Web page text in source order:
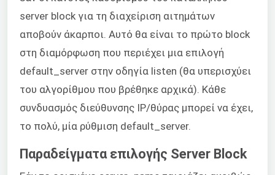
server block για τη διαχείριση αιτημάτων
αποβούν άκαρποι. Αυτό θα είναι το πρώτο block
στη διαμόρφωση που περιέχει μια επιλογή
default_server στην οδηγία listen (θα υπερισχύει
του αλγορίθμου που βρέθηκε αρχικά). Κάθε
συνδυασμός διεύθυνσης IP/θύρας μπορεί να έχει,
το πολύ, μία ρύθμιση default_server.
Παραδείγματα επιλογής Server Block